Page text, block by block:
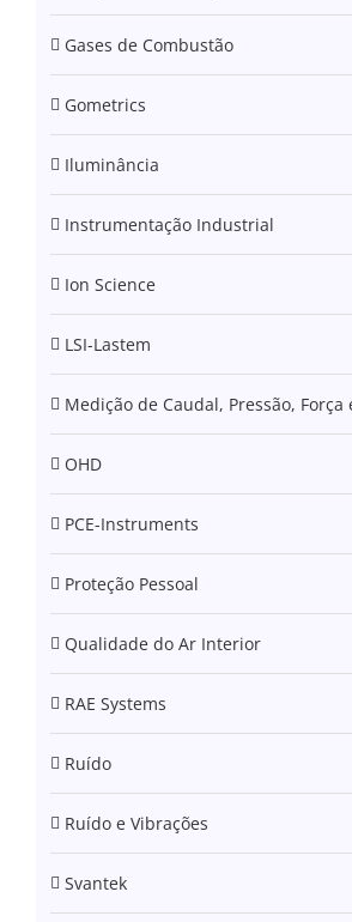
Gases de Combustão
Gometrics
Iluminância
Instrumentação Industrial
Ion Science
LSI-Lastem
Medição de Caudal, Pressão,
OHD
PCE-Instruments
Proteção Pessoal
Qualidade do Ar Interior
RAE Systems
Ruído
Ruído e Vibrações
Svantek